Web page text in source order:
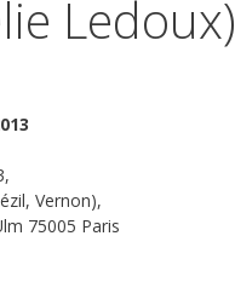
Ledoux)
Vernon),
75005 Paris